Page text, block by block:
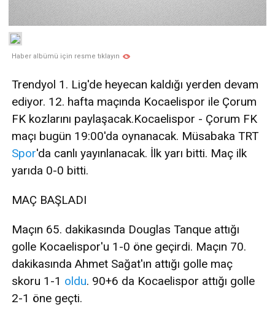
Haber albümü için resme tıklayın
Trendyol 1. Lig'de heyecan kaldığı yerden devam
ediyor. 12. hafta maçında Kocaelispor ile Çorum
FK kozlarını paylaşacak.Kocaelispor - Çorum FK
maçı bugün 19:00'da oynanacak. Müsabaka TRT
Spor'da canlı yayınlanacak. İlk yarı bitti. Maç ilk
yarıda 0-0 bitti.
MAÇ BAŞLADI
Maçın 65. dakikasında Douglas Tanque attığı
golle Kocaelispor'u 1-0 öne geçirdi. Maçın 70.
dakikasında Ahmet Sağat'ın attığı golle maç
skoru 1-1 oldu. 90+6 da Kocaelispor attığı golle
2-1 öne geçti.